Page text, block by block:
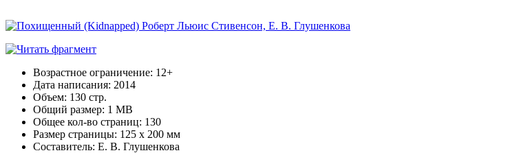
Возрастное ограничение: 12+
Дата написания: 2014
Объем: 130 стр.
Общий размер: 1 MB
Общее кол-во страниц: 130
Размер страницы: 125 x 200 мм
Составитель: Е. В. Глушенкова